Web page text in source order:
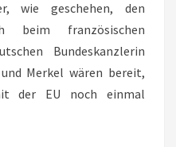
wie geschehen, den
beim französischen
Bundeskanzlerin
Merkel wären bereit,
der EU noch einmal